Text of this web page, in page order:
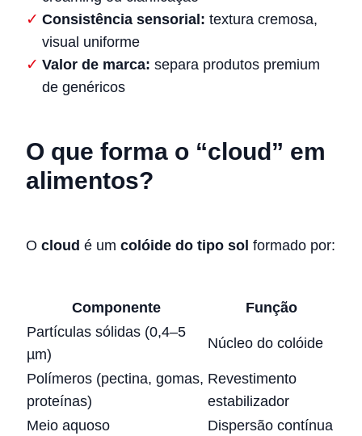
Consistência sensorial: textura cremosa,
visual uniforme
Valor de marca: separa produtos premium
de genéricos
O que forma o “cloud” em
alimentos?
O cloud é um colóide do tipo sol formado por:
Componente
Função
Partículas sólidas (0,4–5
µm)
Núcleo do colóide
Polímeros (pectina, gomas,
proteínas)
Revestimento
estabilizador
Meio aquoso
Dispersão contínua